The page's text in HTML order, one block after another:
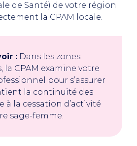
de Santé) de votre région
la CPAM locale.
: Dans les zones
la CPAM examine votre
pour s’assurer
la continuité des
à la cessation d’activité
sage-femme.